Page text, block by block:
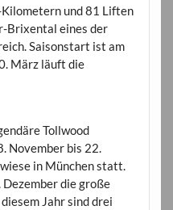
und 81 Liften
Brixental eines der
Saisonstart ist am
März läuft die
Tollwood
bis 22.
in München statt.
die große
Jahr sind drei